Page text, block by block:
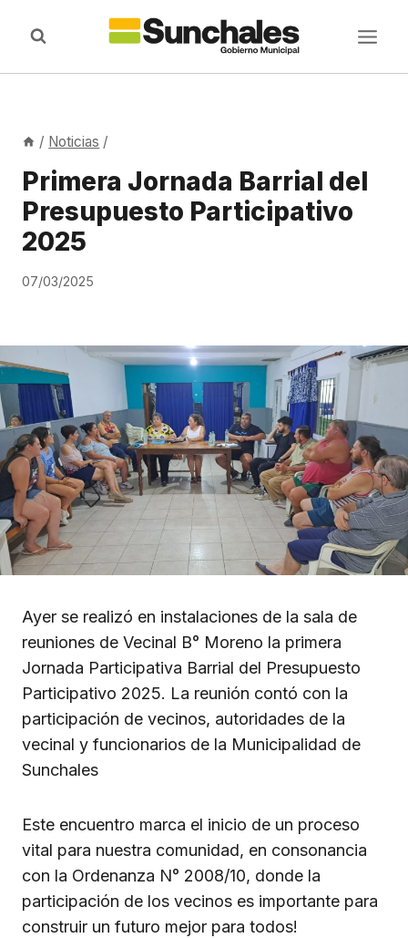
/ Noticias /
Primera Jornada Barrial del
Presupuesto Participativo
2025
07/03/2025
Ayer se realizó en instalaciones de la sala de
reuniones de Vecinal B° Moreno la primera
Jornada Participativa Barrial del Presupuesto
Participativo 2025. La reunión contó con la
participación de vecinos, autoridades de la
vecinal y funcionarios de la Municipalidad de
Sunchales
Este encuentro marca el inicio de un proceso
vital para nuestra comunidad, en consonancia
con la Ordenanza N° 2008/10, donde la
participación de los vecinos es importante para
construir un futuro mejor para todos!